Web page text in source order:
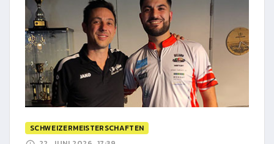
SCHWEIZERMEISTERSCHAFTEN